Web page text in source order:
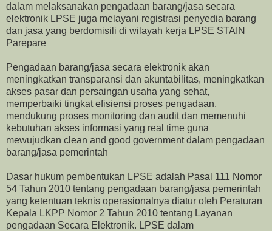
dalam melaksanakan pengadaan barang/jasa secara
elektronik LPSE juga melayani registrasi penyedia barang
dan jasa yang berdomisili di wilayah kerja LPSE STAIN
Parepare
Pengadaan barang/jasa secara elektronik akan
meningkatkan transparansi dan akuntabilitas, meningkatkan
akses pasar dan persaingan usaha yang sehat,
memperbaiki tingkat efisiensi proses pengadaan,
mendukung proses monitoring dan audit dan memenuhi
kebutuhan akses informasi yang real time guna
mewujudkan clean and good government dalam pengadaan
barang/jasa pemerintah
Dasar hukum pembentukan LPSE adalah Pasal 111 Nomor
54 Tahun 2010 tentang pengadaan barang/jasa pemerintah
yang ketentuan teknis operasionalnya diatur oleh Peraturan
Kepala LKPP Nomor 2 Tahun 2010 tentang Layanan
pengadaan Secara Elektronik. LPSE dalam